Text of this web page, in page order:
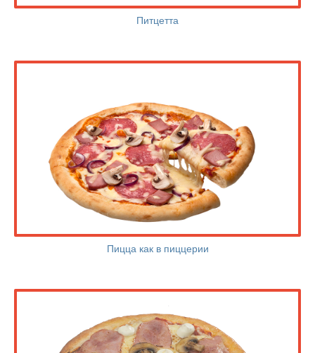
Питцетта
Пицца как в пиццерии